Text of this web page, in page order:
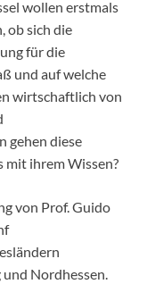
wollen erstmals
ob sich die
für die
und auf welche
wirtschaftlich von
gehen diese
mit ihrem Wissen?
von Prof. Guido
Nordhessen.